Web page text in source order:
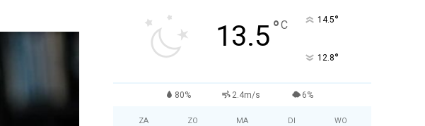
13.5°C 14.5°
12.8°
80% 2.4m/s 6%
ZA ZO MA DI WO